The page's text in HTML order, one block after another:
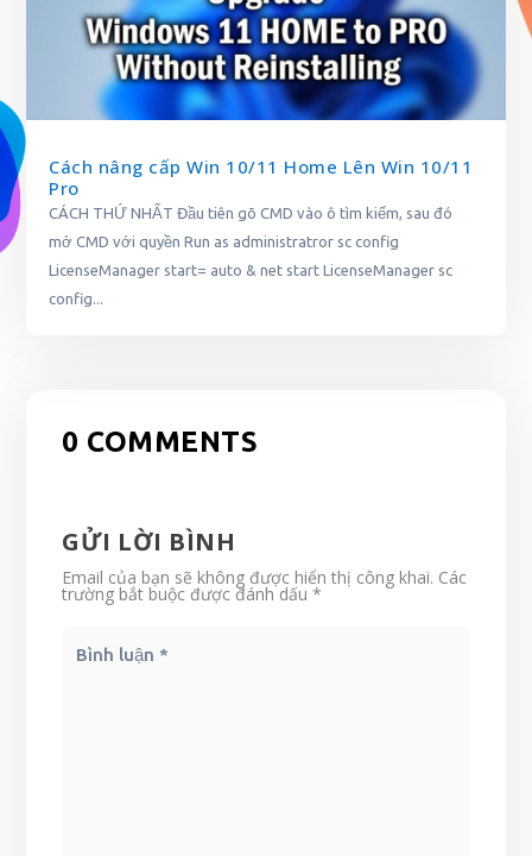
Cách nâng cấp Win 10/11 Home Lên Win 10/11
Pro
CÁCH THỨ NHẤT Đầu tiên gõ CMD vào ô tìm kiếm, sau đó
mở CMD với quyền Run as administratror sc config
LicenseManager start= auto & net start LicenseManager sc
config...
0 COMMENTS
GỬI LỜI BÌNH
Email của bạn sẽ không được hiển thị công khai. Các
trường bắt buộc được đánh dấu*